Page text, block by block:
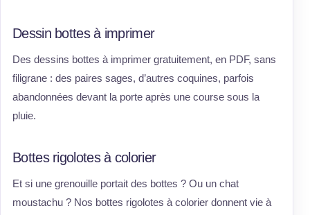
Dessin bottes à imprimer
Des dessins bottes à imprimer gratuitement, en PDF, sans
filigrane : des paires sages, d’autres coquines, parfois
abandonnées devant la porte après une course sous la
pluie.
Bottes rigolotes à colorier
Et si une grenouille portait des bottes ? Ou un chat
moustachu ? Nos bottes rigolotes à colorier donnent vie à